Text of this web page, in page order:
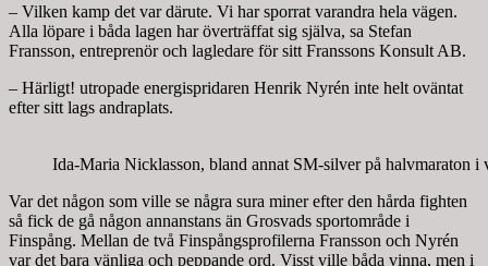
– Vilken kamp det var därute. Vi har sporrat varandra hela vägen.
Alla löpare i båda lagen har överträffat sig själva, sa Stefan
Fransson, entreprenör och lagledare för sitt Franssons Konsult AB.
– Härligt! utropade energispridaren Henrik Nyrén inte helt oväntat
efter sitt lags andraplats.
Ida-Maria Nicklasson, bland annat SM-silver på halvmaraton
Var det någon som ville se några sura miner efter den hårda fighten
så fick de gå någon annanstans än Grosvads sportområde i
Finspång. Mellan de två Finspångsprofilerna Fransson och Nyrén
var det bara vänliga och peppande ord. Visst ville båda vinna, men i